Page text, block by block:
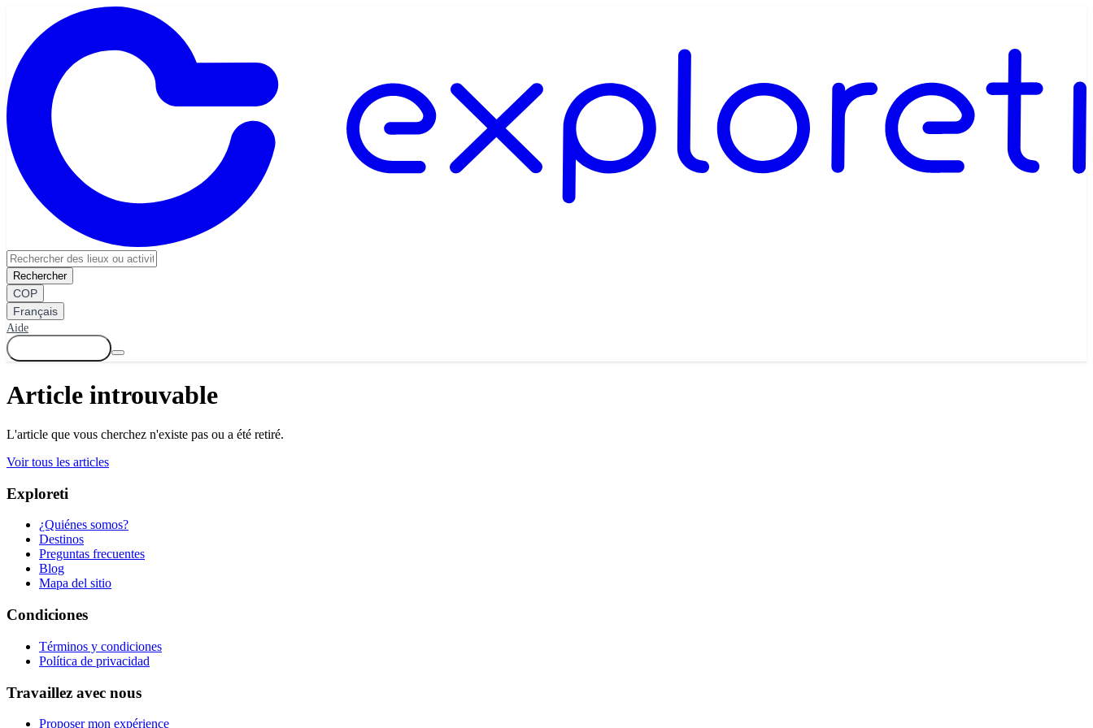
Rechercher
COP
Français
Aide
Article introuvable
L'article que vous cherchez n'existe pas ou a été retiré.
Voir tous les articles
Exploreti
¿Quiénes somos?
Destinos
Preguntas frecuentes
Blog
Mapa del sitio
Condiciones
Términos y condiciones
Política de privacidad
Travaillez avec nous
Proposer mon expérience